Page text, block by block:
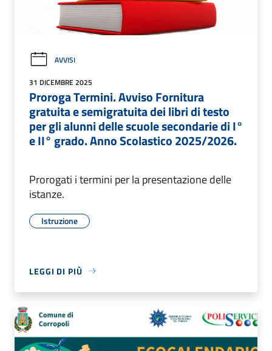
AVVISI
31 DICEMBRE 2025
Proroga Termini. Avviso Fornitura
gratuita e semigratuita dei libri di testo
per gli alunni delle scuole secondarie di I°
e II° grado. Anno Scolastico 2025/2026.
Prorogati i termini per la presentazione delle
istanze.
Istruzione
LEGGI DI PIÙ